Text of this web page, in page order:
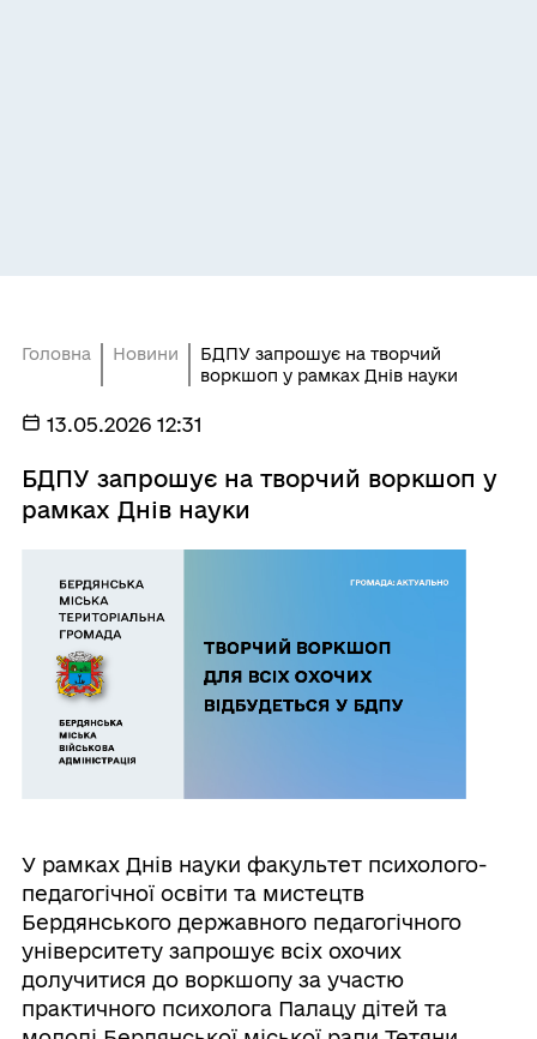
Головна Новини
БДПУ запрошує на творчий
воркшоп у рамках Днів науки
13.05.2026 12:31
БДПУ запрошує на творчий воркшоп у
рамках Днів науки
У рамках Днів науки факультет психолого-
педагогічної освіти та мистецтв
Бердянського державного педагогічного
університету запрошує всіх охочих
долучитися до воркшопу за участю
практичного психолога Палацу дітей та